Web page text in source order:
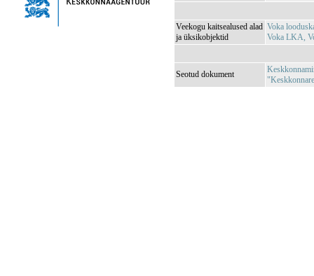
Veekogu kaitsealused alad
ja üksikobjektid
Voka
Voka LKA,
Seotud dokument